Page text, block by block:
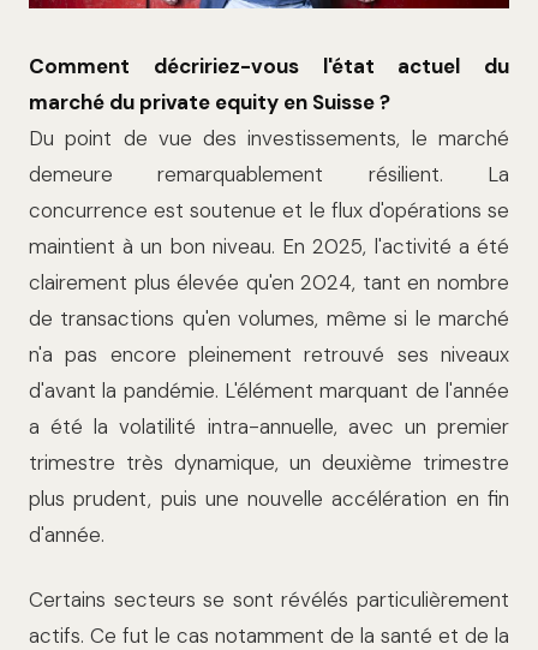
Comment décririez-vous l'état actuel du
marché du private equity en Suisse ?
Du point de vue des investissements, le marché
demeure remarquablement résilient. La
concurrence est soutenue et le flux d'opérations se
maintient à un bon niveau. En 2025, l'activité a été
clairement plus élevée qu'en 2024, tant en nombre
de transactions qu'en volumes, même si le marché
n'a pas encore pleinement retrouvé ses niveaux
d'avant la pandémie. L'élément marquant de l'année
a été la volatilité intra-annuelle, avec un premier
trimestre très dynamique, un deuxième trimestre
plus prudent, puis une nouvelle accélération en fin
d'année.
Certains secteurs se sont révélés particulièrement
actifs. Ce fut le cas notamment de la santé et de la